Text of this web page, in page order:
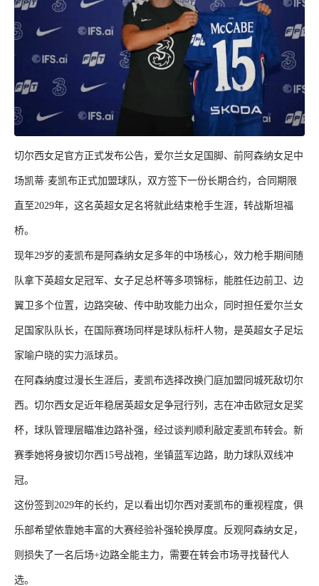
切尔西女足官方正式发布公告，爱尔兰女足国脚、前阿森纳女足中
场凯蒂·麦凯布正式加盟球队，双方签下一份长期合约，合同期限
直至2029年，这名英超女足名将就此结束枪手生涯，转战斯坦福
桥。
现年29岁的麦凯布是阿森纳女足多年的中场核心，效力枪手期间随
队拿下英超女足冠军、女子足总杯等多项锦标，能胜任边前卫、边
翼卫多个位置，边路突破、传中助攻能力出众，同时担任爱尔兰女
足国家队队长，在国际赛场同样是球队标杆人物，是英超女子足坛
家喻户晓的实力派球员。
在阿森纳度过漫长生涯后，麦凯布选择改换门庭加盟同城死敌切尔
西。切尔西女足近年稳居英超女足争冠行列，志在冲击欧冠女足奖
杯，球队管理层瞄准边路补强，经过谈判顺利敲定麦凯布转会。新
赛季她将身披切尔西15号战袍，坐镇蓝军边路，助力球队双线冲
冠。
这份签到2029年的长约，足以看出切尔西对麦凯布的重视程度，俱
乐部希望依靠她丰富的大赛经验补强轮换厚度。反观阿森纳女足，
则损失了一名后场+边路全能主力，需要在转会市场寻找替代人
选。